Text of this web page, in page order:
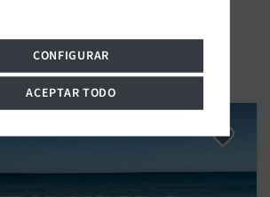
CONFIGURAR
ACEPTAR TODO